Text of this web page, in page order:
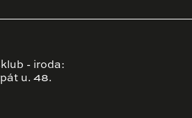
- iroda:
u. 48.